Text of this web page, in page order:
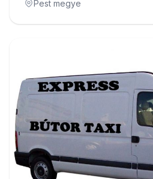
Pest megye